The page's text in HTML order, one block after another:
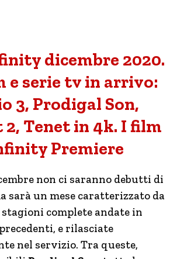
dicembre 2020.
e serie tv in arrivo:
3, Prodigal Son,
Tenet in 4k. I film
Premiere
non ci saranno debutti di
sarà un mese caratterizzato da
complete andate in
e rilasciate
nel servizio. Tra queste,